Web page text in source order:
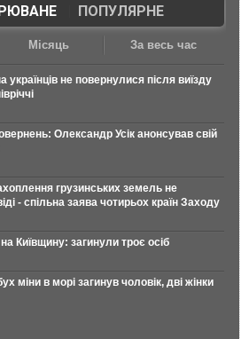
| ПОПУЛЯРНЕ
Місяць За весь час
не повернулися після виїзду
Олександр Усік анонсував свій
грузинських земель не
- спільна заява чотирьох країн Заходу
Київщину: загинули троє осіб
міни в морі загинув чоловік, дві жінки